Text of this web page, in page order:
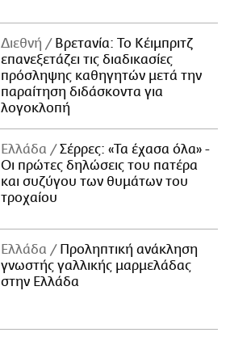
Διεθνή
Βρετανία: Το Κέιμπριτζ
επανεξετάζει τις διαδικασίες
πρόσληψης καθηγητών μετά την
παραίτηση διδάσκοντα για
λογοκλοπή
Ελλάδα
Σέρρες: «Τα έχασα όλα» -
Οι πρώτες δηλώσεις του πατέρα
και συζύγου των θυμάτων του
τροχαίου
Ελλάδα
Προληπτική ανάκληση
γνωστής γαλλικής μαρμελάδας
στην Ελλάδα